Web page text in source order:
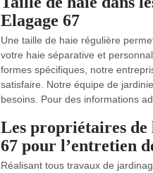
Elagage 67
Une taille de haie régulière
votre haie séparative et
formes spécifiques, notre
satisfaire. Notre équipe de
besoins. Pour des informations
Les propriétaires de
67 pour l’entretien
Réalisant tous travaux de